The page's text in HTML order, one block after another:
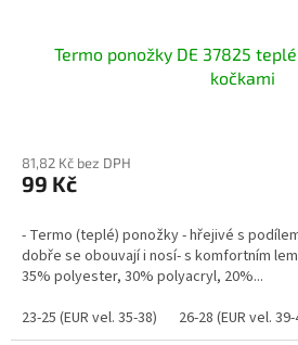
Termo ponožky DE 37825
kočkami
81,82 Kč bez DPH
99 Kč
- Termo (teplé) ponožky - hřejivé s
dobře se obouvají i nosí- s komfortním
35% polyester, 30% polyacryl, 20%...
23-25 (EUR vel. 35-38)
26-28 (EUR vel.